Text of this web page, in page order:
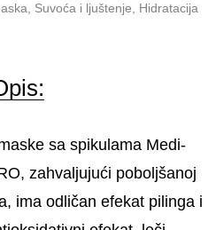
Suvoća i ljuštenje Hidratacija
sa spikulama Medi-
zahvaljujući poboljšanoj
ima odličan efekat pilinga i